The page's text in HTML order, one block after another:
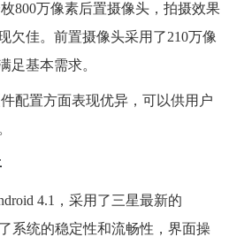
800万像素后置摄像头，拍摄效果
欠佳。前置摄像头采用了210万像
足基本需求。
配置方面表现优异，可以供用户
4.1，采用了三星最新的
系统的稳定性和流畅性，界面操